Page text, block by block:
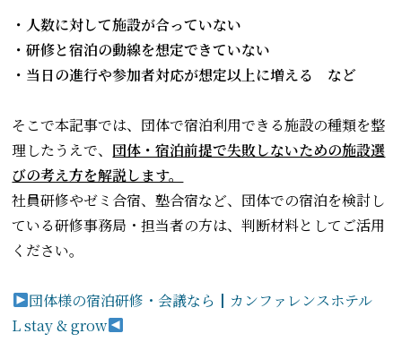
・人数に対して施設が合っていない
・研修と宿泊の動線を想定できていない
・当日の進行や参加者対応が想定以上に増える など
そこで本記事では、団体で宿泊利用できる施設の種類を整
理したうえで、 団体・宿泊前提で失敗しないための施設選
びの考え方を解説します。
社員研修やゼミ合宿、塾合宿など、団体での宿泊を検討し
ている研修事務局・担当者の方は、判断材料としてご活用
ください。
団体様の宿泊研修・会議なら┃カンファレンスホテル
L stay & grow